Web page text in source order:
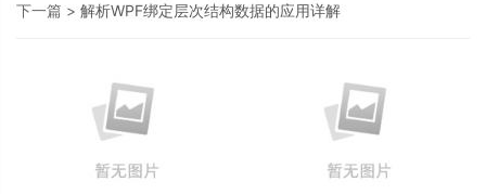
下一篇 > 解析WPF绑定层次结构数据的应用详解